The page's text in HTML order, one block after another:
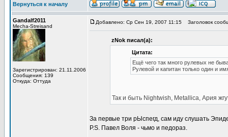
Вернуться к началу
Gandalf2011
Mecha-Streisand
Зарегистрирован: 21.11.2006
Сообщения: 139
Откуда: Оттуда
Добавлено: Ср Сен 19, 2007 11:15 Заголовок
zNok писал(а):
Цитата:
Ещё чего так много рулевых не
Рулевой и капитан только один и
Так и быть Nightwish, Metallica, Ария
За первые три рЫспегд, сам иду слушать
P.S. Павел Воля - чьмо и педораз.